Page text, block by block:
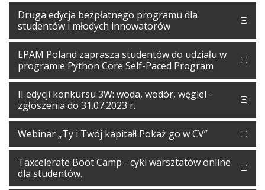
Druga edycja bezpłatnego programu dla
studentów i młodych innowatorów
EPAM Poland zaprasza studentów do udziału w
programie Python Core Self-Paced Program
II edycji konkursu 3W: woda, wodór, węgiel -
zgłoszenia do 31.07.2023 r.
Webinar „Ty i Twój kapitał! Pokaż go w CV”
Taxcelerate Boot Camp - cykl warsztatów online
dla studentów.